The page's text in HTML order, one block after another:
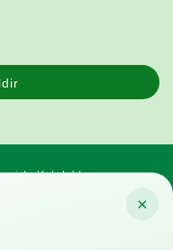
×
Kulak Ver